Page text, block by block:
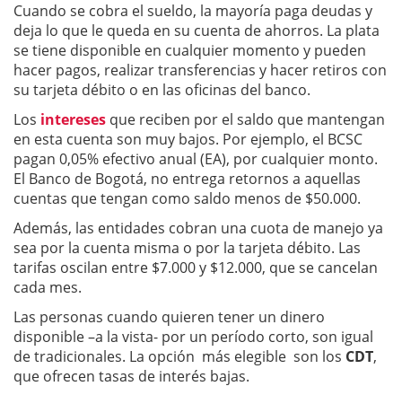
Cuando se cobra el sueldo, la mayoría paga deudas y
deja lo que le queda en su cuenta de ahorros. La plata
se tiene disponible en cualquier momento y pueden
hacer pagos, realizar transferencias y hacer retiros con
su tarjeta débito o en las oficinas del banco.
Los intereses que reciben por el saldo que mantengan
en esta cuenta son muy bajos. Por ejemplo, el BCSC
pagan 0,05% efectivo anual (EA), por cualquier monto.
El Banco de Bogotá, no entrega retornos a aquellas
cuentas que tengan como saldo menos de $50.000.
Además, las entidades cobran una cuota de manejo ya
sea por la cuenta misma o por la tarjeta débito. Las
tarifas oscilan entre $7.000 y $12.000, que se cancelan
cada mes.
Las personas cuando quieren tener un dinero
disponible –a la vista- por un período corto, son igual
de tradicionales. La opción más elegible son los CDT,
que ofrecen tasas de interés bajas.